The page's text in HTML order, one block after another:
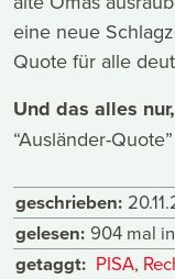
eine neue
Quote für alle
Und das alles
“Ausländer-
geschrieben:
gelesen: 904 mal
getaggt: PISA,